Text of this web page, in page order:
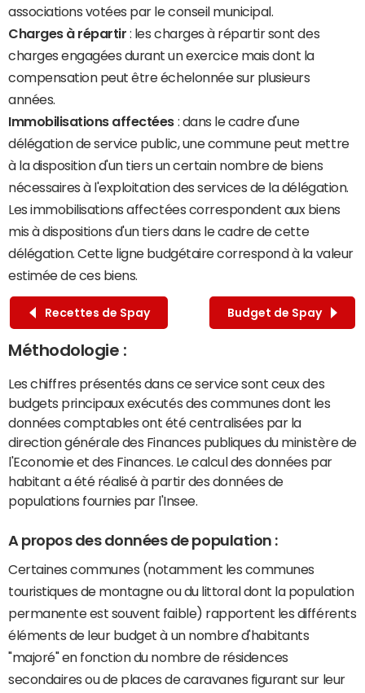
associations votées par le conseil municipal.
Charges à répartir : les charges à répartir sont des
charges engagées durant un exercice mais dont la
compensation peut être échelonnée sur plusieurs
années.
Immobilisations affectées : dans le cadre d'une
délégation de service public, une commune peut mettre
à la disposition d'un tiers un certain nombre de biens
nécessaires à l'exploitation des services de la délégation.
Les immobilisations affectées correspondent aux biens
mis à dispositions d'un tiers dans le cadre de cette
délégation. Cette ligne budgétaire correspond à la valeur
estimée de ces biens.
Recettes de Spay Budget de Spay
Méthodologie :
Les chiffres présentés dans ce service sont ceux des
budgets principaux exécutés des communes dont les
données comptables ont été centralisées par la
direction générale des Finances publiques du ministère de
l'Economie et des Finances. Le calcul des données par
habitant a été réalisé à partir des données de
populations fournies par l'Insee.
A propos des données de population :
Certaines communes (notamment les communes
touristiques de montagne ou du littoral dont la population
permanente est souvent faible) rapportent les différents
éléments de leur budget à un nombre d'habitants
"majoré" en fonction du nombre de résidences
secondaires ou de places de caravanes figurant sur leur